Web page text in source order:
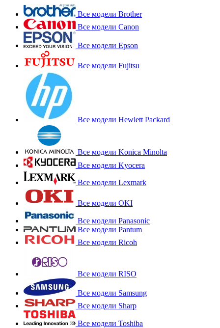
Все модели Brother
Все модели Canon
Все модели Epson
Все модели Fujitsu
Все модели Hewlett Packard
Все модели Konica Minolta
Все модели Kyocera
Все модели Lexmark
Все модели OKI
Все модели Panasonic
Все модели Pantum
Все модели Ricoh
Все модели RISO
Все модели Samsung
Все модели Sharp
Все модели Toshiba